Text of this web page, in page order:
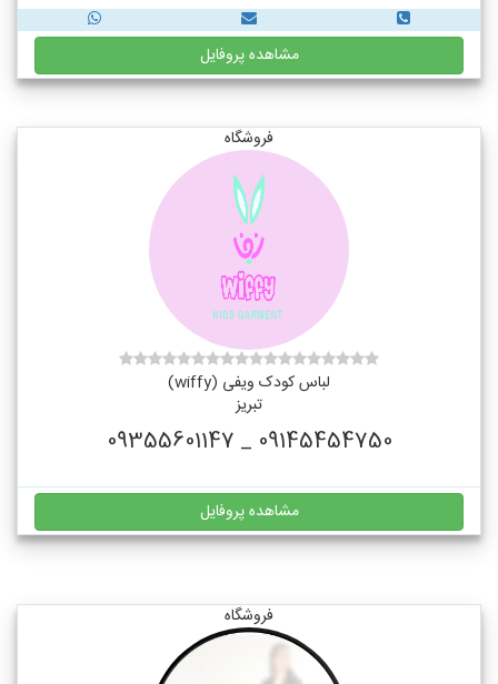
مشاهده پروفایل
فروشگاه
لباس کودک ویفی (wiffy)
تبریز
09145454750 _ 09355601147
مشاهده پروفایل
فروشگاه